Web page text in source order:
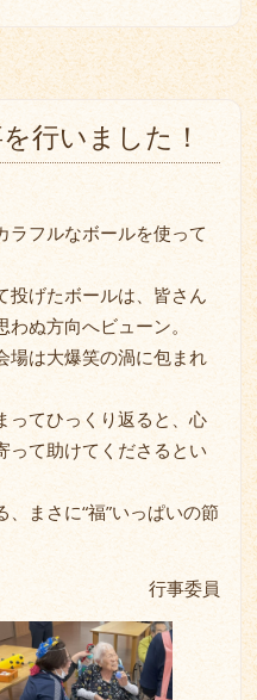
行いました！
ラフルなボールを使って
投げたボールは、皆さん
ぬ方向へビューン。
場は大爆笑の渦に包まれ
ってひっくり返ると、心
って助けてくださるとい
まさに“福”いっぱいの節
行事委員